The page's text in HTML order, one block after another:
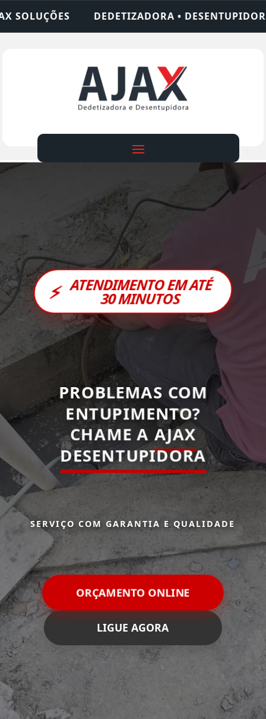
• DESENTUPIDORA • LIMPEZA DE
⚡ ATENDIMENTO EM ATÉ
30 MINUTOS
PROBLEMAS COM
ENTUPIMENTO?
CHAME A AJAX
DESENTUPIDORA
SERVIÇO COM GARANTIA E QUALIDADE
ORÇAMENTO ONLINE
LIGUE AGORA